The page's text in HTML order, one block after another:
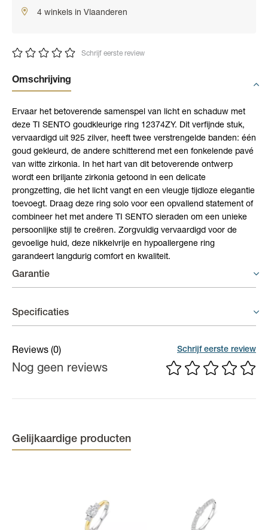
4 winkels in Vlaanderen
Schrijf eerste review
Omschrijving
Ervaar het betoverende samenspel van licht en schaduw met
deze TI SENTO goudkleurige ring 12374ZY. Dit verfijnde stuk,
vervaardigd uit 925 zilver, heeft twee verstrengelde banden: één
goud gekleurd, de andere schitterend met een fonkelende pavé
van witte zirkonia. In het hart van dit betoverende ontwerp
wordt een briljante zirkonia getoond in een delicate
prongzetting, die het licht vangt en een vleugje tijdloze elegantie
toevoegt. Draag deze ring solo voor een opvallend statement of
combineer het met andere TI SENTO sieraden om een unieke
persoonlijke stijl te creëren. Zorgvuldig vervaardigd voor de
gevoelige huid, deze nikkelvrije en hypoallergene ring
garandeert langdurig comfort en kwaliteit.
Garantie
Specificaties
Materiaal
Breedte
Reviews (0) Schrijf eerste review
Nog geen reviews
Gelijkaardige producten